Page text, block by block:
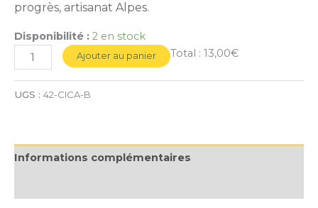
progrès, artisanat Alpes.
Disponibilité : 2 en stock
Ajouter au panier Total : 13,00€
UGS : 42-CICA-B
Informations complémentaires